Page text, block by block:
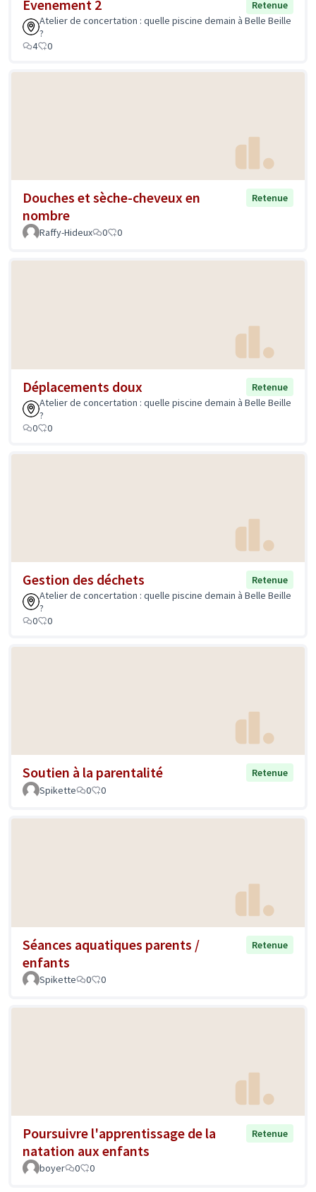
Evenement 2
Retenue
Atelier de concertation : quelle piscine demain à Belle Beille
?
4
0
Douches et sèche-cheveux en
nombre
Retenue
Raffy-Hideux 0 0
Déplacements doux
Retenue
Atelier de concertation : quelle piscine demain à Belle Beille
?
0
0
Gestion des déchets
Retenue
Atelier de concertation : quelle piscine demain à Belle Beille
?
0
0
Soutien à la parentalité
Retenue
Spikette
0 0
Séances aquatiques parents /
enfants
Retenue
Spikette 0 0
Poursuivre l'apprentissage de la
natation aux enfants
Retenue
boyer 0 0